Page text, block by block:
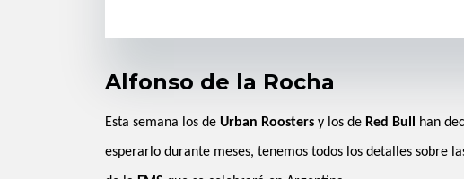
Alfonso de la Rocha
Esta semana los de Urban Roosters y los de Red Bull han
esperarlo durante meses, tenemos todos los detalles sobre